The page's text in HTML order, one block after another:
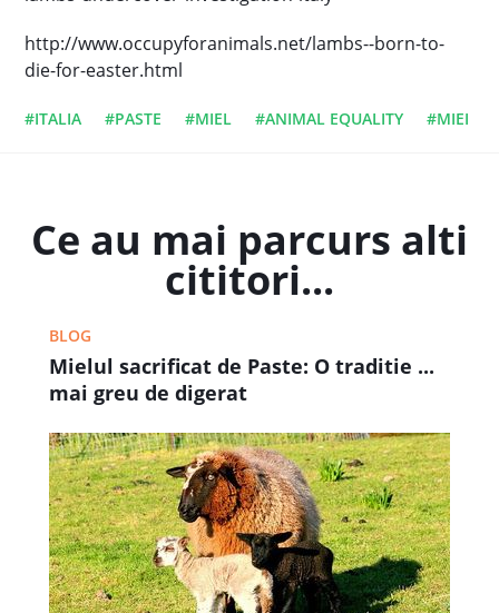
http://www.occupyforanimals.net/lambs--born-to-
die-for-easter.html
#ITALIA #PASTE #MIEL #ANIMAL EQUALITY #MIEI
Ce au mai parcurs alti
cititori...
BLOG
Mielul sacrificat de Paste: O traditie ...
mai greu de digerat